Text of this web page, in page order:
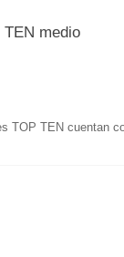
medio
TOP TEN cuentan